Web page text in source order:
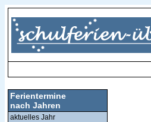
Ferientermine
nach Jahren
aktuelles Jahr